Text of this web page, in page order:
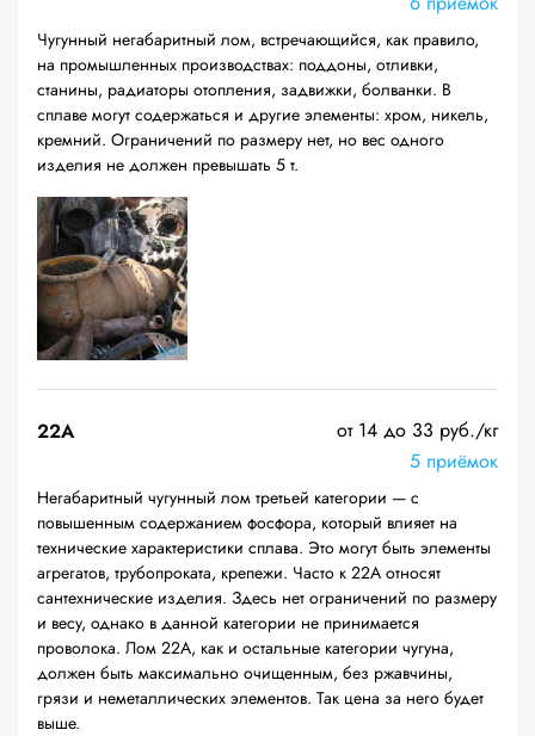
Чугунный негабаритный лом, встречающийся, как правило,
на промышленных производствах: поддоны, отливки,
станины, радиаторы отопления, задвижки, болванки. В
сплаве могут содержаться и другие элементы: хром, никель,
кремний. Ограничений по размеру нет, но вес одного
изделия не должен превышать 5 т.
22A
от 14 до 33 руб./кг
5 приёмок
Негабаритный чугунный лом третьей категории — с
повышенным содержанием фосфора, который влияет на
технические характеристики сплава. Это могут быть элементы
агрегатов, трубопроката, крепежи. Часто к 22А относят
сантехнические изделия. Здесь нет ограничений по размеру
и весу, однако в данной категории не принимается
проволока. Лом 22А, как и остальные категории чугуна,
должен быть максимально очищенным, без ржавчины,
грязи и неметаллических элементов. Так цена за него будет
выше.